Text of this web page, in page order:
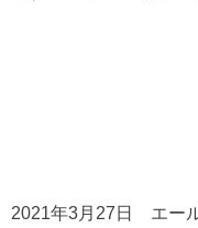
2021年3月27日 エー